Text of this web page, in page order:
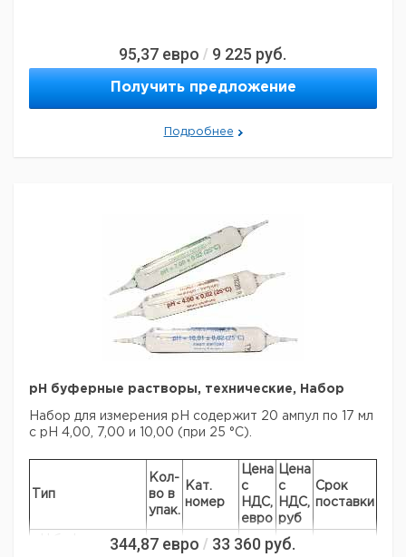
95,37 евро / 9 225 руб.
Получить предложение
Подробнее
pH буферные растворы, технические, Набор
Набор для измерения pH содержит 20 ампул по 17 мл
с pH 4,00, 7,00 и 10,00 (при 25 °C).
Тип
Кол-
во в
упак.
Кат.
номер
Цена
с
НДС,
евро
Цена
с
НДС,
руб
Срок
поставки
pH буферные344,87 евро / 33 360 руб.